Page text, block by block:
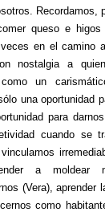
Recordamos,
queso e higos
en el camino
nostalgia a
un
una oportunidad
para
cuando se
a moldear
(Vera), aprender
como